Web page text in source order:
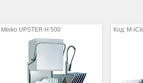
Meiko UPSTER H 500 M-